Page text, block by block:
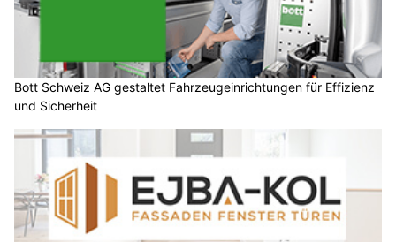
Bott Schweiz AG gestaltet Fahrzeugeinrichtungen für Effizienz
und Sicherheit